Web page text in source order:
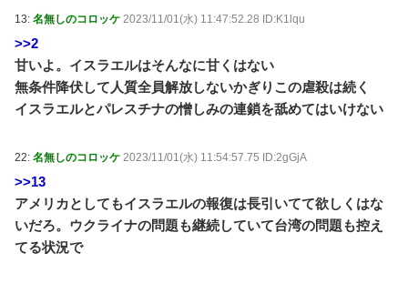
13: 名無しのコロッケ 2023/11/01(水) 11:47:52.28 ID:K1lqu
>>2
甘いよ。イスラエルはそんなに甘くはない
無条件降伏して人質全員解放しないかぎりこの虐殺は続く
イスラエルとパレスチナの憎しみの連鎖を舐めてはいけない
22: 名無しのコロッケ 2023/11/01(水) 11:54:57.75 ID:2gGjA
>>13
アメリカとしてもイスラエルの報復は長引いてて欲しくはな
いだろ。ウクライナの問題も継続していて台湾の問題も控え
てる状況で